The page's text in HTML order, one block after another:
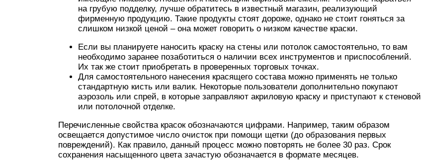
на грубую подделку, лучше обратитесь в известный магазин, реализующий
фирменную продукцию. Такие продукты стоят дороже, однако не стоит гоняться за
слишком низкой ценой – она может говорить о низком качестве краски.
Если вы планируете наносить краску на стены или потолок самостоятельно, то вам
необходимо заранее позаботиться о наличии всех инструментов и приспособлений.
Их так же стоит приобретать в проверенных торговых точках.
Для самостоятельного нанесения красящего состава можно применять не только
стандартную кисть или валик. Некоторые пользователи дополнительно покупают
аэрозоль или спрей, в которые заправляют акриловую краску и приступают к стеновой
или потолочной отделке.
Перечисленные свойства красок обозначаются цифрами. Например, таким образом
освещается допустимое число очисток при помощи щетки (до образования первых
повреждений). Как правило, данный процесс можно повторять не более 30 раз. Срок
сохранения насыщенного цвета зачастую обозначается в формате месяцев.